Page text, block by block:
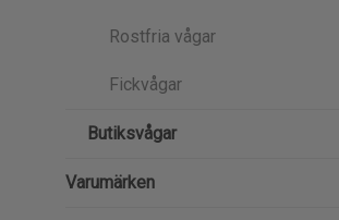
Rostfria vågar
Fickvågar
Butiksvågar
Varumärken